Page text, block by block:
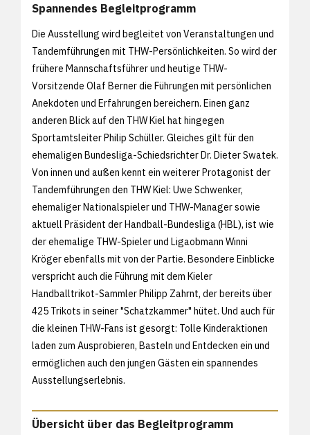
Spannendes Begleitprogramm
Die Ausstellung wird begleitet von Veranstaltungen und
Tandemführungen mit THW-Persönlichkeiten. So wird der
frühere Mannschaftsführer und heutige THW-
Vorsitzende Olaf Berner die Führungen mit persönlichen
Anekdoten und Erfahrungen bereichern. Einen ganz
anderen Blick auf den THW Kiel hat hingegen
Sportamtsleiter Philip Schüller. Gleiches gilt für den
ehemaligen Bundesliga-Schiedsrichter Dr. Dieter Swatek.
Von innen und außen kennt ein weiterer Protagonist der
Tandemführungen den THW Kiel: Uwe Schwenker,
ehemaliger Nationalspieler und THW-Manager sowie
aktuell Präsident der Handball-Bundesliga (HBL), ist wie
der ehemalige THW-Spieler und Ligaobmann Winni
Kröger ebenfalls mit von der Partie. Besondere Einblicke
verspricht auch die Führung mit dem Kieler
Handballtrikot-Sammler Philipp Zahrnt, der bereits über
425 Trikots in seiner "Schatzkammer" hütet. Und auch für
die kleinen THW-Fans ist gesorgt: Tolle Kinderaktionen
laden zum Ausprobieren, Basteln und Entdecken ein und
ermöglichen auch den jungen Gästen ein spannendes
Ausstellungserlebnis.
Übersicht über das Begleitprogramm